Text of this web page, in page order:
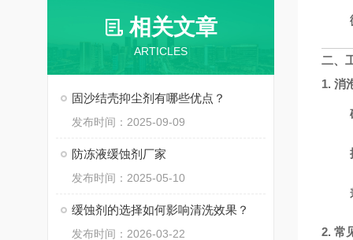
相关文章
ARTICLES
固沙结壳抑尘剂有哪些优点？
发布时间：2025-09-09
防冻液缓蚀剂厂家
发布时间：2025-05-10
缓蚀剂的选择如何影响清洗效果？
发布时间：2026-03-22
二、
1. 消
2. 常